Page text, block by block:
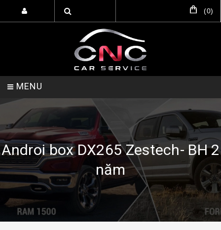
(0)
MENU
TRANG CHỦ DỊCH VỤ SẢN PHẨM
HỖ TRỢ SETUP GARA LIÊN HỆ
Androi box DX265 Zestech- BH 2
năm